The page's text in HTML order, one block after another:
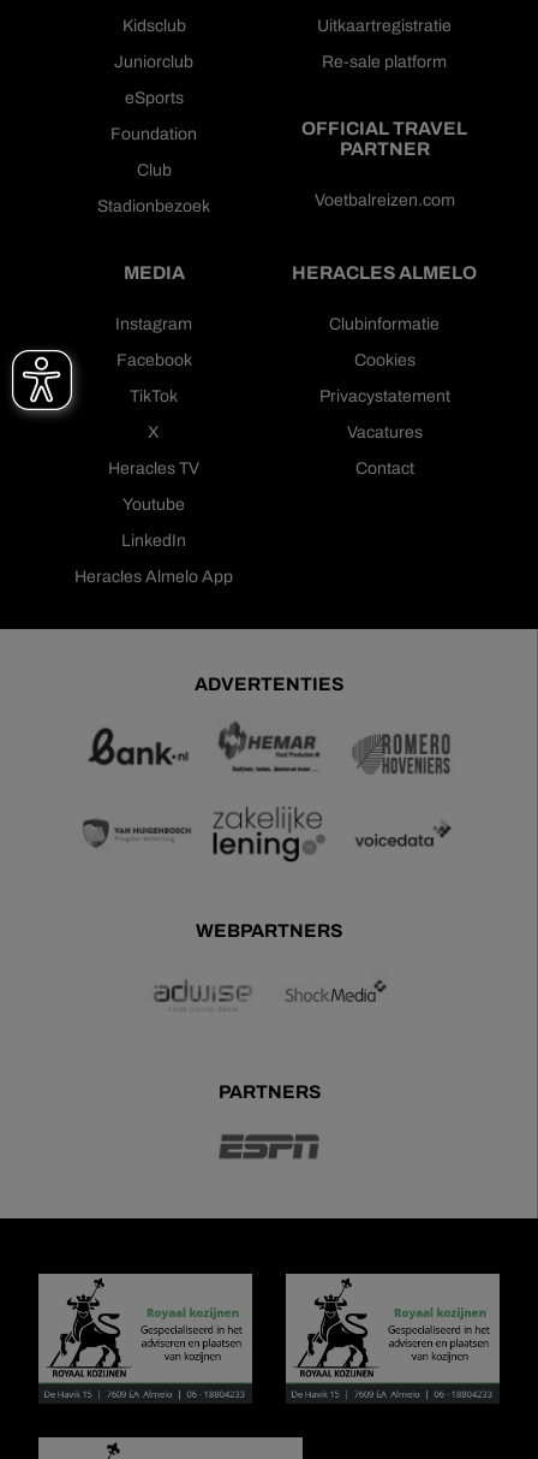
Kidsclub
Juniorclub
eSports
Foundation
Club
Stadionbezoek
Uitkaartregistratie
Re-sale platform
OFFICIAL TRAVEL
PARTNER
Voetbalreizen.com
MEDIA
Instagram
Facebook
TikTok
X
Heracles TV
Youtube
LinkedIn
Heracles Almelo App
HERACLES ALMELO
Clubinformatie
Cookies
Privacystatement
Vacatures
Contact
ADVERTENTIES
WEBPARTNERS
PARTNERS